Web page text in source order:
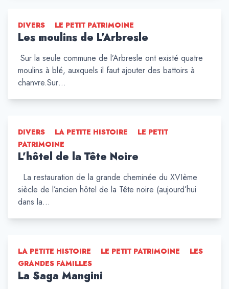
DIVERS LE PETIT PATRIMOINE
Les moulins de L’Arbresle
Sur la seule commune de l’Arbresle ont existé quatre
moulins à blé, auxquels il faut ajouter des battoirs à
chanvre.Sur…
DIVERS LA PETITE HISTOIRE
LE PETIT
PATRIMOINE
L’hôtel de la Tête Noire
La restauration de la grande cheminée du XVIème
siècle de l’ancien hôtel de la Tête noire (aujourd’hui
dans la…
LA PETITE HISTOIRE LE PETIT PATRIMOINE
LES
GRANDES FAMILLES
La Saga Mangini